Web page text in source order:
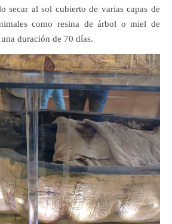
secar al sol cubierto de varias capas de
como resina de árbol o miel de
duración de 70 días.